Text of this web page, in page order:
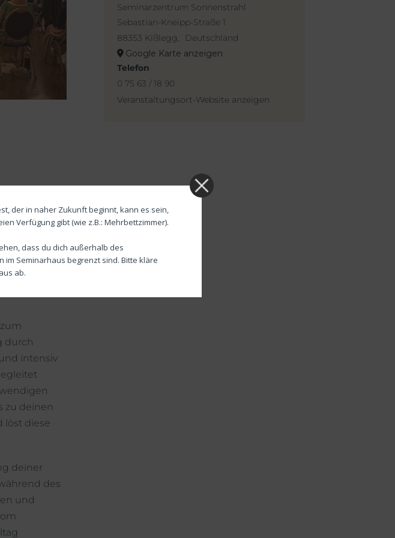
wie du
zum
Leben
durch
intensiv
zu deinen
löst diese
deiner
des
und
Seminarzentrum Sonnenstrahl
Sebastian-Kneipp-Straße 1
88353 Kißlegg,
Deutschland
Google Karte anzeigen
Telefon
0 75 63 / 18 90
Veranstaltungsort-Website anzeigen
der in naher Zukunft beginnt, kann es sein,
Verfügung gibt (wie z.B.: Mehrbettzimmer).
dass du dich außerhalb des
Seminarhaus begrenzt sind. Bitte kläre
ab.